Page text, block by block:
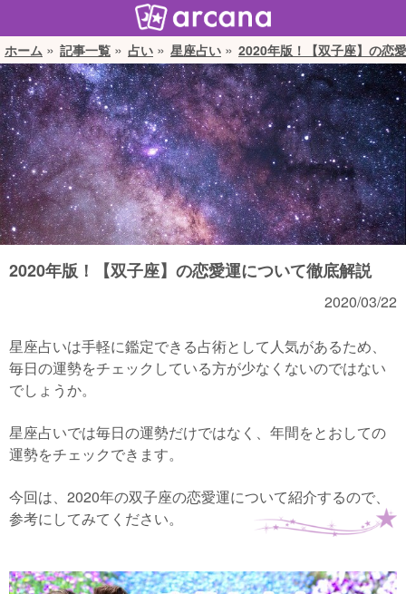
ホーム 記事一覧 占い 星座占い 2020年版！【双子座】の恋
2020年版！【双子座】の恋愛運について徹底解説
2020/03/22
星座占いは手軽に鑑定できる占術として人気があるため、
毎日の運勢をチェックしている方が少なくないのではない
でしょうか。
星座占いでは毎日の運勢だけではなく、年間をとおしての
運勢をチェックできます。
今回は、2020年の双子座の恋愛運について紹介するので、
参考にしてみてください。